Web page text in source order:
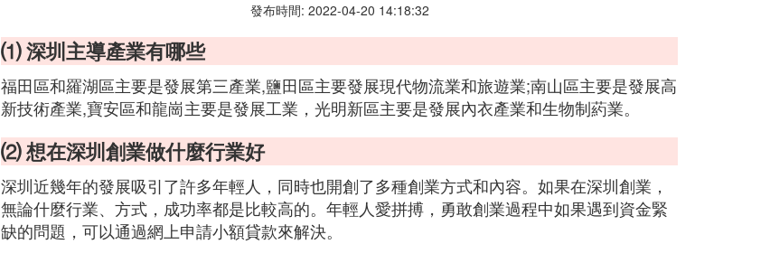
發布時間: 2022-04-20 14:18:32
⑴ 深圳主導產業有哪些
福田區和羅湖區主要是發展第三產業,鹽田區主要發展現代物流業和旅遊業;南山區主要是發展高
新技術產業,寶安區和龍崗主要是發展工業，光明新區主要是發展內衣產業和生物制葯業。
⑵ 想在深圳創業做什麼行業好
深圳近幾年的發展吸引了許多年輕人，同時也開創了多種創業方式和內容。如果在深圳創業，
無論什麼行業、方式，成功率都是比較高的。年輕人愛拼搏，勇敢創業過程中如果遇到資金緊
缺的問題，可以通過網上申請小額貸款來解決。